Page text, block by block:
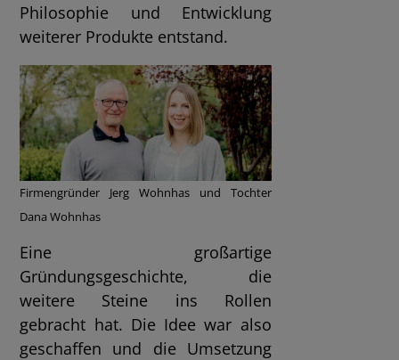
Philosophie und Entwicklung
weiterer Produkte entstand.
Firmengründer Jerg Wohnhas und Tochter
Dana Wohnhas
Eine großartige
Gründungsgeschichte, die
weitere Steine ins Rollen
gebracht hat. Die Idee war also
geschaffen und die Umsetzung